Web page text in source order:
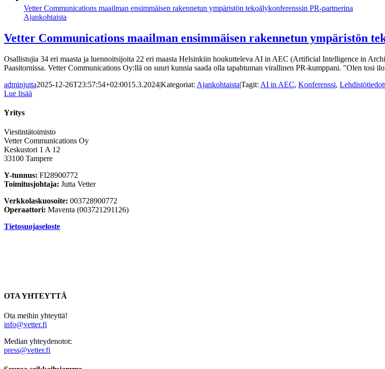
Vetter Communications maailman ensimmäisen rakennetun ympäristön tekoälykonferenssin PR-partnerina
Ajankohtaista
Vetter Communications maailman ensimmäisen rakennetun ympäristön
Osallistujia 34 eri maasta ja luennoitsijoita 22 eri maasta Helsinkiin houkutteleva AI in AEC (Artificial Intelligence in
Paasitornissa. Vetter Communications Oy:llä on suuri kunnia saada olla tapahtuman virallinen PR-kumppani. "Olen tosi
adminjutta2025-12-26T23:57:54+02:0015.3.2024|Kategoriat: Ajankohtaista|Tagit: AI in AEC, Konferenssi,
Lue lisää
Yritys
Viestintätoimisto
Vetter Communications Oy
Keskustori 1 A 12
33100 Tampere
Y-tunnus: FI28900772
Toimitusjohtaja: Jutta Vetter
Verkkolaskuosoite: 003728900772
Operaattori: Maventa (003721291126)
Tietosuojaseloste
OTA YHTEYTTÄ
Ota meihin yhteyttä!
info@vetter.fi
Median yhteydenotot:
press@vetter.fi